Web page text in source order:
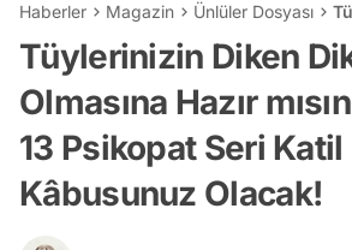
Haberler Magazin Ünlüler Dosyası
Tüylerinizin Diken
Olmasına Hazır
13 Psikopat Seri Katil
Kâbusunuz Olacak!